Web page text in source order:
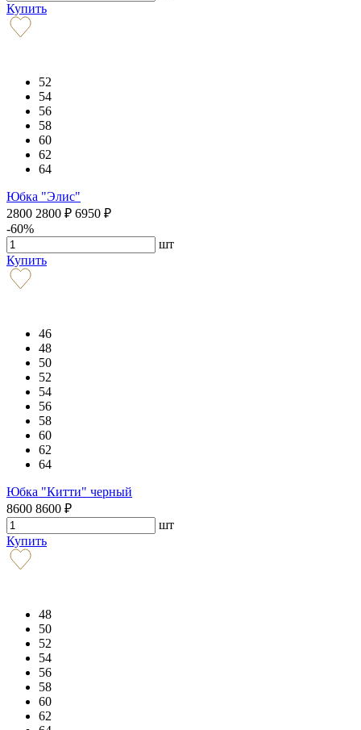
Купить
52
54
56
58
60
62
64
Юбка "Элис"
2800 2800 ₽ 6950 ₽
-60%
шт
Купить
46
48
50
52
54
56
58
60
62
64
Юбка "Китти" черный
8600 8600 ₽
шт
Купить
48
50
52
54
56
58
60
62